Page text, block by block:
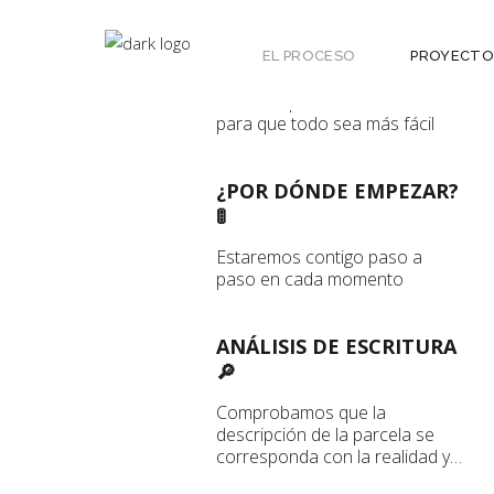
EL PROCESO
EL PROCESO 🌀
para que todo sea más fácil
¿POR DÓNDE EMPEZAR?
🚦
Estaremos contigo paso a
paso en cada momento
ANÁLISIS DE ESCRITURA
🔎
Comprobamos que la
descripción de la parcela se
corresponda con la realidad y